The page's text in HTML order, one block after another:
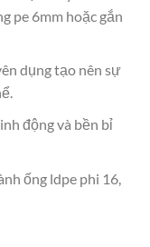
pe 6mm hoặc gắn
dụng tạo nên sự
động và bền bỉ
ống ldpe phi 16,